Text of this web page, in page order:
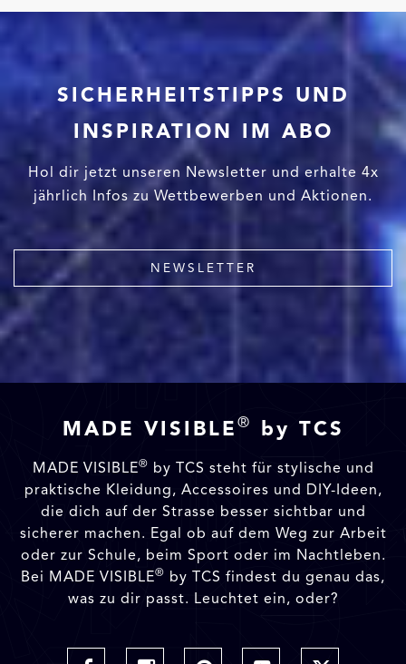
SICHERHEITSTIPPS UND
INSPIRATION IM ABO
Hol dir jetzt unseren Newsletter und erhalte 4x
jährlich Infos zu Wettbewerben und Aktionen.
NEWSLETTER
MADE VISIBLE ® by TCS
MADE VISIBLE® by TCS steht für stylische und
praktische Kleidung, Accessoires und DIY-Ideen,
die dich auf der Strasse besser sichtbar und
sicherer machen. Egal ob auf dem Weg zur Arbeit
oder zur Schule, beim Sport oder im Nachtleben.
Bei MADE VISIBLE® by TCS findest du genau das,
was zu dir passt. Leuchtet ein, oder?